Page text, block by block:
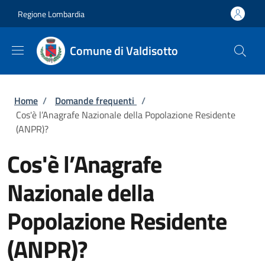
Regione Lombardia
Comune di Valdisotto
Briciole di pane
Home / Domande frequenti /
Cos'è l’Anagrafe Nazionale della Popolazione Residente
(ANPR)?
Cos'è l’Anagrafe
Nazionale della
Popolazione Residente
(ANPR)?